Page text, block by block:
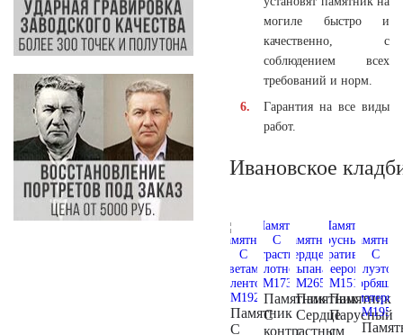
могиле быстро и
качественно, с
соблюдением всех
требований и норм.
Гарантия на все виды
работ.
Ивановское
Памятник
С
Памятник
С
контрастным
Памятник
Сердце
с
Памятник
Парусный
с